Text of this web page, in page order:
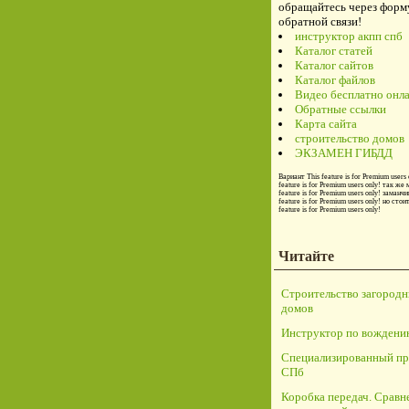
обращайтесь через
обратной связи!
инструктор акпп спб
Каталог статей
Каталог сайтов
Каталог файлов
Видео бесплатно
Обратные ссылки
Карта сайта
строительство домов
ЭКЗАМЕН ГИБДД
Вариант This feature is for Premium users
feature is for Premium users only! так же
feature is for Premium users only!
feature is for Premium users only! но
feature is for Premium users only!
Читайте
Строительство
домов
Инструктор по
Специализированный
СПб
Коробка передач.